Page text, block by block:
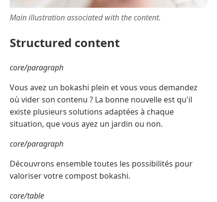
Main illustration associated with the content.
Structured content
core/paragraph
Vous avez un bokashi plein et vous vous demandez
où vider son contenu ? La bonne nouvelle est qu'il
existe plusieurs solutions adaptées à chaque
situation, que vous ayez un jardin ou non.
core/paragraph
Découvrons ensemble toutes les possibilités pour
valoriser votre compost bokashi.
core/table